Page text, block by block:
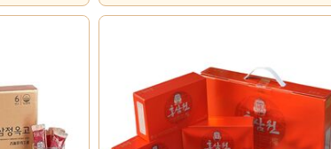
sẽ có tác dụng rất tốt cho